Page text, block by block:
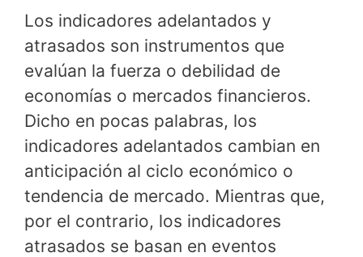
Los indicadores adelantados y
atrasados son instrumentos que
evalúan la fuerza o debilidad de
economías o mercados financieros.
Dicho en pocas palabras, los
indicadores adelantados cambian en
anticipación al ciclo económico o
tendencia de mercado. Mientras que,
por el contrario, los indicadores
atrasados se basan en eventos